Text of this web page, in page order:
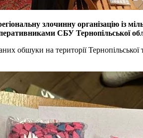
злочинну організацію із
СБУ Тернопільської
обшуки на території